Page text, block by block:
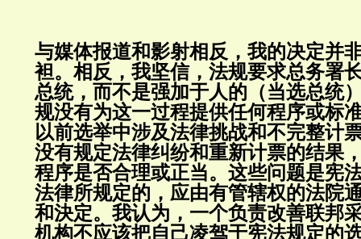
与媒体报道和影射相反，我的决定并
袒。相反，我坚信，法规要求总务署
总统，而不是强加于人的（当选总统
规没有为这一过程提供任何程序或标
以前选举中涉及法律挑战和不完整计
没有规定法律纠纷和重新计票的结果
程序是否合理或正当。这些问题是宪
法律所规定的，应由有管辖权的法院
和決定。我认为，一个负责改善联邦
机构不应该把自己凌驾于宪法规定的